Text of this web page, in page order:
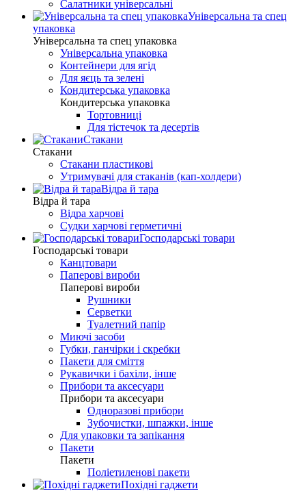
Салатники універсальні
Універсальна та спец
упаковка
Універсальна та спец упаковка
Універсальна упаковка
Контейнери для ягід
Для яєць та зелені
Кондитерська упаковка
Кондитерська упаковка
Тортовниці
Для тістечок та десертів
Стакани
Стакани
Стакани пластикові
Утримувачі для стаканів (кап-холдери)
Відра й тара
Відра й тара
Відра харчові
Судки харчові герметичні
Господарські товари
Господарські товари
Канцтовари
Паперові вироби
Паперові вироби
Рушники
Серветки
Туалетний папір
Миючі засоби
Губки, ганчірки і скребки
Пакети для сміття
Рукавички і бахіли, інше
Прибори та аксесуари
Прибори та аксесуари
Одноразові прибори
Зубочистки, шпажки, інше
Для упаковки та запікання
Пакети
Пакети
Поліетиленові пакети
Похідні гаджети